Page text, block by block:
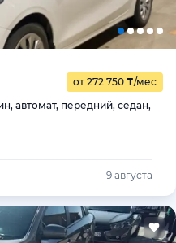
от 272 750 ₸/мес
автомат, передний, седан,
9 августа